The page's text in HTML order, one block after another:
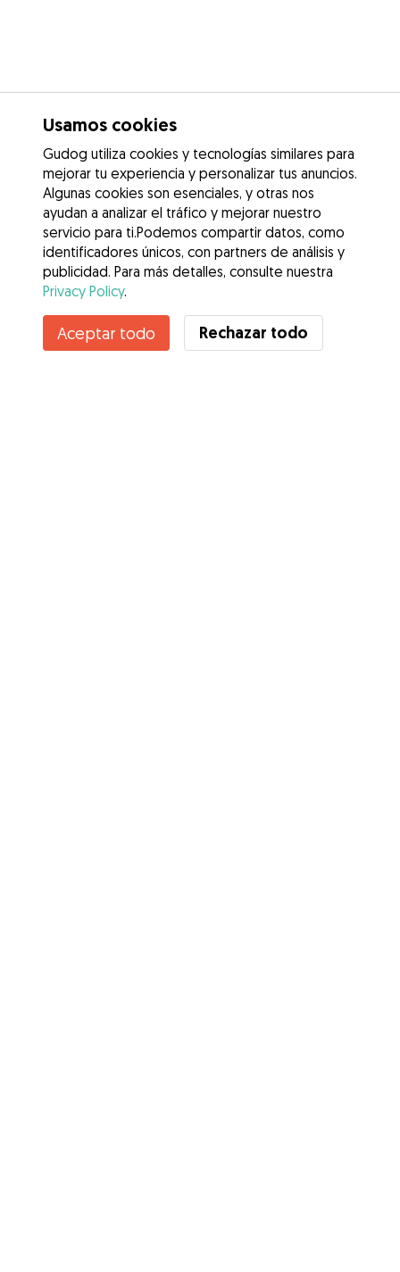
Usamos cookies
Gudog utiliza cookies y tecnologías similares para
mejorar tu experiencia y personalizar tus anuncios.
Algunas cookies son esenciales, y otras nos
ayudan a analizar el tráfico y mejorar nuestro
servicio para ti.Podemos compartir datos, como
identificadores únicos, con partners de análisis y
publicidad. Para más detalles, consulte nuestra
Privacy Policy.
Aceptar todo Rechazar todo